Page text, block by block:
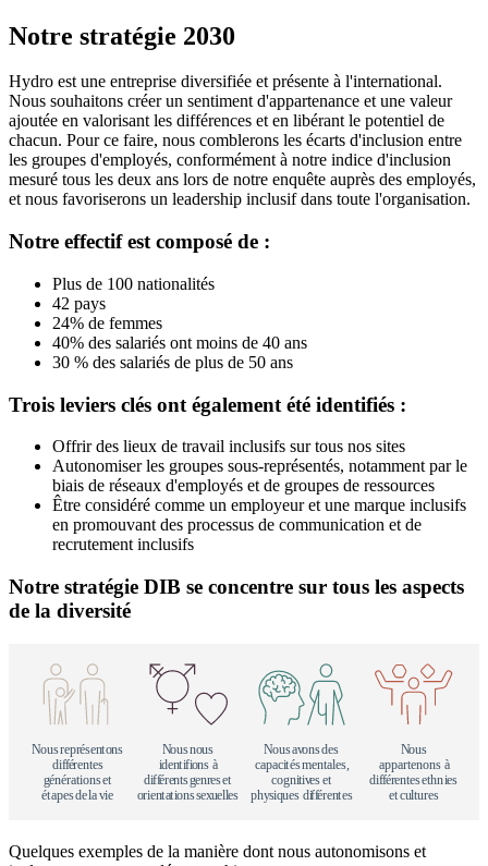
Notre stratégie 2030
Hydro est une entreprise diversifiée et présente à l'international.
Nous souhaitons créer un sentiment d'appartenance et une valeur
ajoutée en valorisant les différences et en libérant le potentiel de
chacun. Pour ce faire, nous comblerons les écarts d'inclusion entre
les groupes d'employés, conformément à notre indice d'inclusion
mesuré tous les deux ans lors de notre enquête auprès des employés,
et nous favoriserons un leadership inclusif dans toute l'organisation.
Notre effectif est composé de :
Plus de 100 nationalités
42 pays
24% de femmes
40% des salariés ont moins de 40 ans
30 % des salariés de plus de 50 ans
Trois leviers clés ont également été identifiés :
Offrir des lieux de travail inclusifs sur tous nos sites
Autonomiser les groupes sous-représentés, notamment par le
biais de réseaux d'employés et de groupes de ressources
Être considéré comme un employeur et une marque inclusifs
en promouvant des processus de communication et de
recrutement inclusifs
Notre stratégie DIB se concentre sur tous les aspects
de la diversité
Nousreprésentons
différentes
générationset
étapesdelavie
Nousnous
identifions à
différentsgenreset
orientationssexuelles
Nousavonsdes
capacitésmentales,
cognitiveset
physiques différentes
Nous
appartenons à
différentesethnies
et cultures
Quelques exemples de la manière dont nous autonomisons et